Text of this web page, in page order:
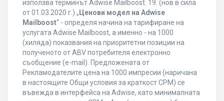
използва терминът Adwise Mailboost. 19. (нов в сила
от 01.03.2020 г.) „ Ценови модел на Adwise
Mailboost“ - определя начина на тарифиране на
услугата Adwise Mailboost, а именно - на 1000
(хиляда) показвания на приоритетни позиции на
полученото от ABV потребителя електронно
съобщение (e-mail). Предложената от
Рекламодателите цена на 1000 импресии (наричана
в настоящите Общи условия за краткост CPM) се
въвежда в интерфейса на Adwise, като минималната